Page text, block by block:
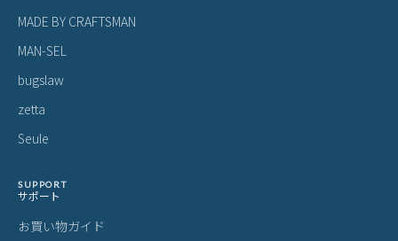
MADE BY CRAFTSMAN
MAN-SEL
bugslaw
zetta
Seule
SUPPORT
サポート
お買い物ガイド